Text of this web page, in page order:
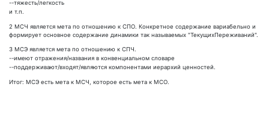
--тяжесть/легкость
и т.п.
2 МСЧ является мета по отношению к СПО. Конкретное содержание вариабельно и
формирует основное содержание динамики так называемых "ТекущихПереживаний".
3 МСЭ является мета по отношению к СПЧ.
--имеют отражения/названия в конвенциальном словаре
--поддерживают/входят/являются компонентами иерархий ценностей.
Итог: МСЭ есть мета к МСЧ, которое есть мета к МСО.